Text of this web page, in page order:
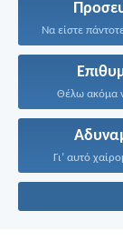
Θέλω ακόμα
Γι’ αυτό